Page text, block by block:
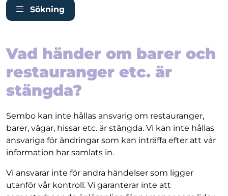
Sökning
Vad händer om barer och
restauranger etc. är
stängda?
Sembo kan inte hållas ansvarig om restauranger,
barer, vägar, hissar etc. är stängda. Vi kan inte hållas
ansvariga för ändringar som kan inträffa efter att vår
information har samlats in.
Vi ansvarar inte för andra händelser som ligger
utanför vår kontroll. Vi garanterar inte att